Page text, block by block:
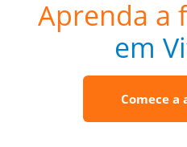
Aprenda a
em
Comece a